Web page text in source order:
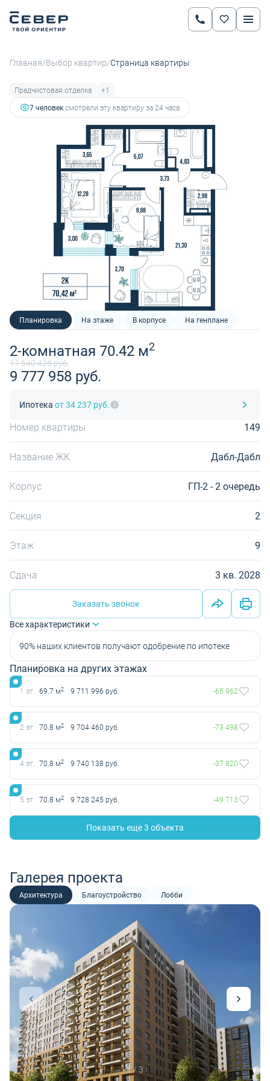
Главная/Выбор квартир/Страница квартиры
Предчистовая отделка
+1
7 человексмотрели эту квартиру за 24 часа
Планировка На этаже В корпусе На генплане
2-комнатная 70.42 м2
11 640 426 руб.
9 777 958 руб.
Ипотека от 34 237 руб.
Номер квартиры 149
Название ЖК Дабл-Дабл
Корпус ГП-2 - 2 очередь
Секция 2
Этаж 9
Сдача 3 кв. 2028
Заказать звонок
Все характеристики
90% наших клиентов получают одобрение по ипотеке
Планировка на других этажах
1 эт. 69.7 м2 9 711 996 руб. -65 962
2 эт. 70.8 м2 9 704 460 руб. -73 498
4 эт. 70.8 м2 9 740 138 руб. -37 820
5 эт. 70.8 м2 9 728 245 руб. -49 713
Показать еще 3 объектa
Галерея проекта
Архитектура Благоустройство Лобби
1 / 3